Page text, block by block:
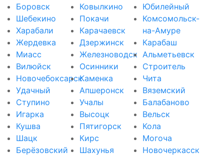
Боровск
Шебекино
Харабали
Жердевка
Миасс
Вилюйск
Новочебоксарск
Удачный
Ступино
Игарка
Кушва
Шацк
Берёзовский
Ковылкино
Покачи
Карачаевск
Дзержинск
Железноводск
Осинники
Каменка
Апшеронск
Учалы
Высоцк
Пятигорск
Кирс
Шахунья
Юбилейный
Комсомольск-
на-Амуре
Карабаш
Альметьевск
Строитель
Чита
Вяземский
Балабаново
Вельск
Кола
Могоча
Новочеркасск